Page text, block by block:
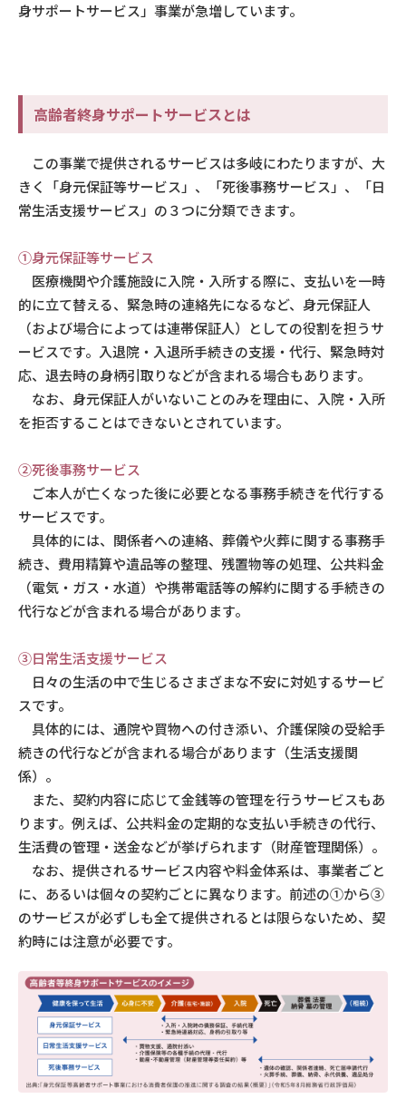
身サポートサービス」事業が急増しています。
高齢者終身サポートサービスとは
この事業で提供されるサービスは多岐にわたりますが、大
きく「身元保証等サービス」、「死後事務サービス」、「日
常生活支援サービス」の３つに分類できます。
①身元保証等サービス
医療機関や介護施設に入院・入所する際に、支払いを一時
的に立て替える、緊急時の連絡先になるなど、身元保証人
（および場合によっては連帯保証人）としての役割を担うサ
ービスです。入退院・入退所手続きの支援・代行、緊急時対
応、退去時の身柄引取りなどが含まれる場合もあります。
なお、身元保証人がいないことのみを理由に、入院・入所
を拒否することはできないとされています。
②死後事務サービス
ご本人が亡くなった後に必要となる事務手続きを代行する
サービスです。
具体的には、関係者への連絡、葬儀や火葬に関する事務手
続き、費用精算や遺品等の整理、残置物等の処理、公共料金
（電気・ガス・水道）や携帯電話等の解約に関する手続きの
代行などが含まれる場合があります。
③日常生活支援サービス
日々の生活の中で生じるさまざまな不安に対処するサービ
スです。
具体的には、通院や買物への付き添い、介護保険の受給手
続きの代行などが含まれる場合があります（生活支援関
係）。
また、契約内容に応じて金銭等の管理を行うサービスもあ
ります。例えば、公共料金の定期的な支払い手続きの代行、
生活費の管理・送金などが挙げられます（財産管理関係）。
なお、提供されるサービス内容や料金体系は、事業者ごと
に、あるいは個々の契約ごとに異なります。前述の①から③
のサービスが必ずしも全て提供されるとは限らないため、契
約時には注意が必要です。